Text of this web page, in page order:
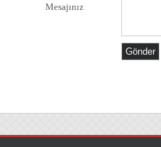
Mesajınız